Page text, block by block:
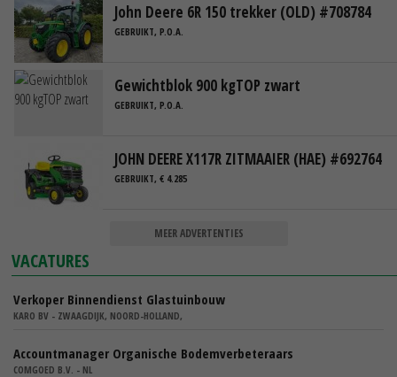
John Deere 6R 150 trekker (OLD) #708784
GEBRUIKT, P.O.A.
Gewichtblok 900 kgTOP zwart
GEBRUIKT, P.O.A.
JOHN DEERE X117R ZITMAAIER (HAE) #692764
GEBRUIKT, € 4.285
MEER ADVERTENTIES
VACATURES
Verkoper Binnendienst Glastuinbouw
KARO BV - ZWAAGDIJK, NOORD-HOLLAND,
Accountmanager Organische Bodemverbeteraars
COMGOED B.V. - NL